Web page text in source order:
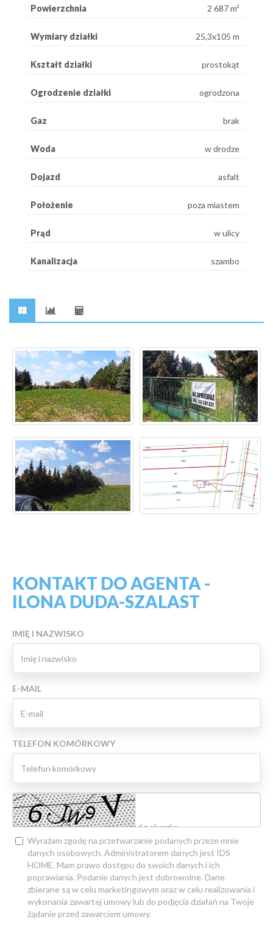
Powierzchnia 2 687 m²
Wymiary działki 25,3x105 m
Kształt działki prostokąt
Ogrodzenie działki ogrodzona
Gaz brak
Woda w drodze
Dojazd asfalt
Położenie poza miastem
Prąd w ulicy
Kanalizacja szambo
KONTAKT DO AGENTA -
ILONA DUDA-SZALAST
IMIĘ I NAZWISKO
E-MAIL
TELEFON KOMÓRKOWY
Wyrażam zgodę na przetwarzanie podanych przeze mnie
danych osobowych. Administratorem danych jest IDS
HOME. Mam prawo dostępu do swoich danych i ich
poprawiania. Podanie danych jest dobrowolne. Dane
zbierane są w celu marketingowym oraz w celu realizowania i
wykonania zawartej umowy lub do podjęcia działań na Twoje
żądanie przed zawarciem umowy.